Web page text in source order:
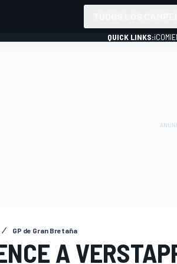
QUICK LINKS:
GP de Gran Bretaña
A